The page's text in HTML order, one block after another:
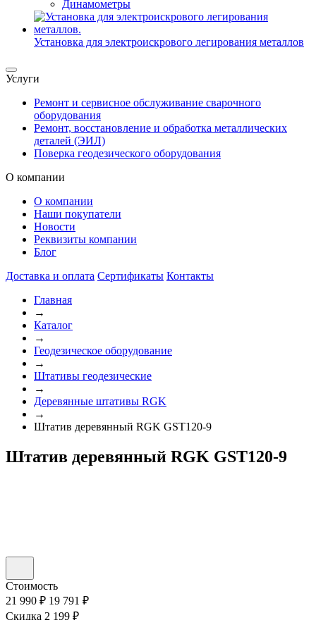
Динамометры
Установка для электроискрового легирования металлов
Услуги
Ремонт и сервисное обслуживание сварочного
оборудования
Ремонт, восстановление и обработка металлических
деталей (ЭИЛ)
Поверка геодезического оборудования
О компании
О компании
Наши покупатели
Новости
Реквизиты компании
Блог
Доставка и оплата Сертификаты Контакты
Главная
→
Каталог
→
Геодезическое оборудование
→
Штативы геодезические
→
Деревянные штативы RGK
→
Штатив деревянный RGK GST120-9
Штатив деревянный RGK GST120-9
Стоимость
21 990 ₽ 19 791 ₽
Скидка 2 199 ₽